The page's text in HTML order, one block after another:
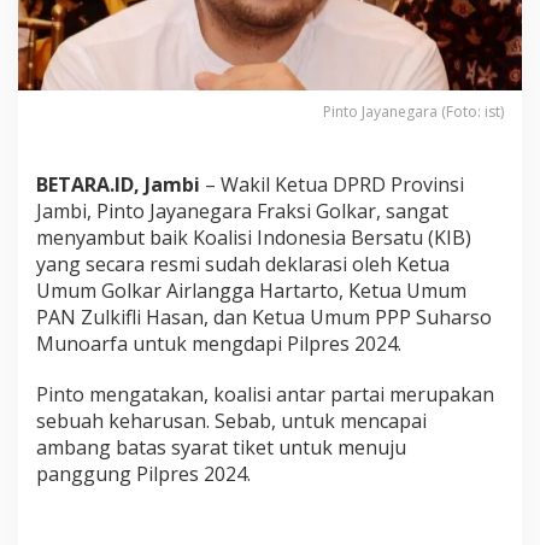
B
D
e
l
a
r
a
s
i
I
B
Pinto Jayanegara (Foto: ist)
BETARA.ID, Jambi – Wakil Ketua DPRD Provinsi
Jambi, Pinto Jayanegara Fraksi Golkar, sangat
menyambut baik Koalisi Indonesia Bersatu (KIB)
yang secara resmi sudah deklarasi oleh Ketua
Umum Golkar Airlangga Hartarto, Ketua Umum
PAN Zulkifli Hasan, dan Ketua Umum PPP Suharso
Munoarfa untuk mengdapi Pilpres 2024.
Pinto mengatakan, koalisi antar partai merupakan
sebuah keharusan. Sebab, untuk mencapai
ambang batas syarat tiket untuk menuju
panggung Pilpres 2024.